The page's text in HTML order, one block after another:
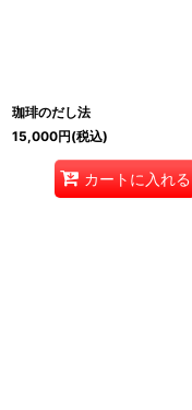
珈琲のだし法
15,000円(税込)
カートに入れる